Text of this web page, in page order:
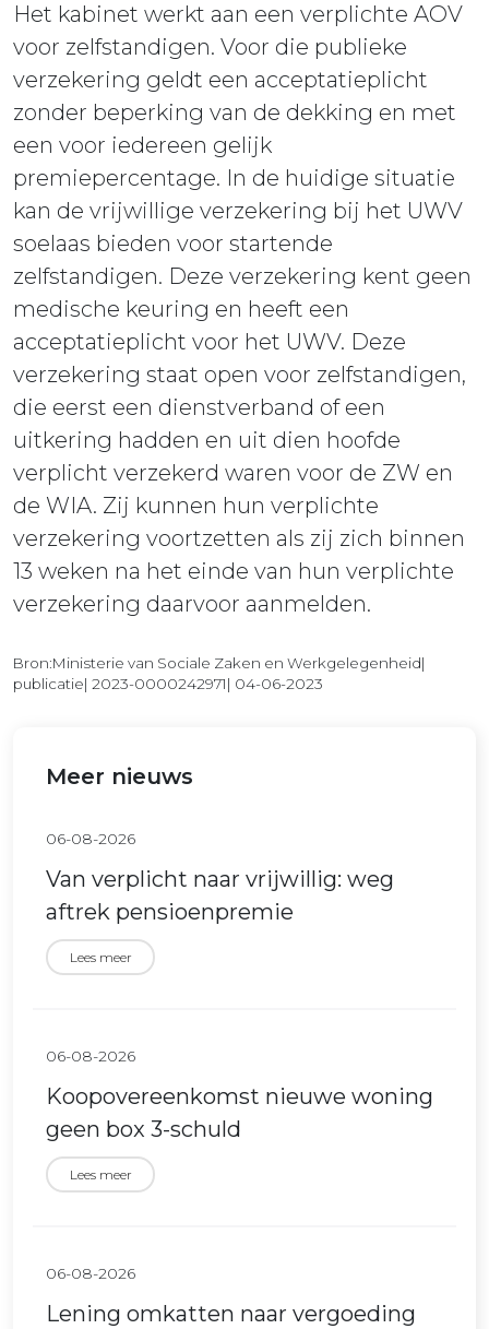
Het kabinet werkt aan een verplichte AOV
voor zelfstandigen. Voor die publieke
verzekering geldt een acceptatieplicht
zonder beperking van de dekking en met
een voor iedereen gelijk
premiepercentage. In de huidige situatie
kan de vrijwillige verzekering bij het UWV
soelaas bieden voor startende
zelfstandigen. Deze verzekering kent geen
medische keuring en heeft een
acceptatieplicht voor het UWV. Deze
verzekering staat open voor zelfstandigen,
die eerst een dienstverband of een
uitkering hadden en uit dien hoofde
verplicht verzekerd waren voor de ZW en
de WIA. Zij kunnen hun verplichte
verzekering voortzetten als zij zich binnen
13 weken na het einde van hun verplichte
verzekering daarvoor aanmelden.
Bron:Ministerie van Sociale Zaken en Werkgelegenheid|
publicatie| 2023-0000242971| 04-06-2023
Meer nieuws
06-08-2026
Van verplicht naar vrijwillig: weg
aftrek pensioenpremie
Lees meer
06-08-2026
Koopovereenkomst nieuwe woning
geen box 3-schuld
Lees meer
06-08-2026
Lening omkatten naar vergoeding